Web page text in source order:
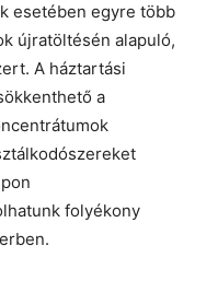
esetében egyre több
újratöltésén alapuló,
A háztartási
a
folyékony